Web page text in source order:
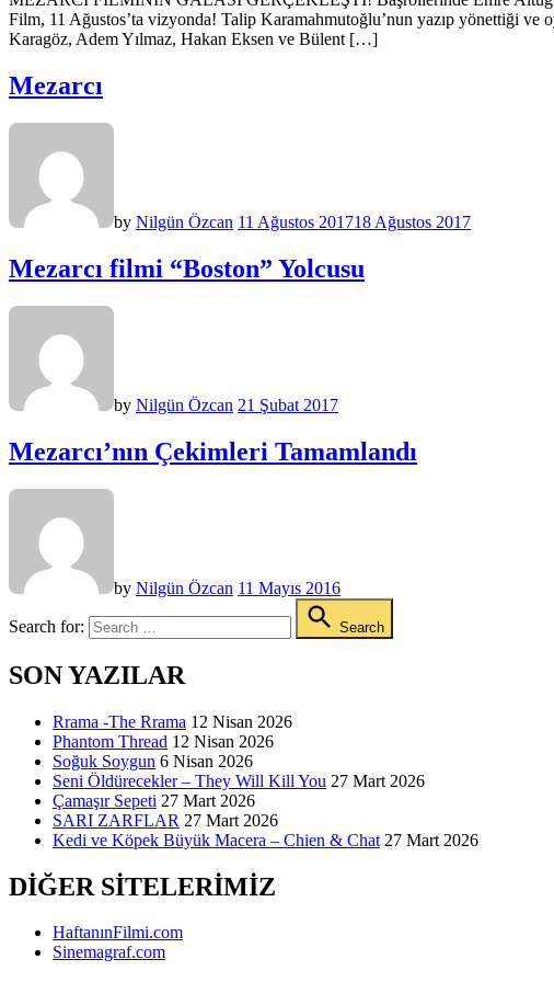
Film, 11 Ağustos’ta vizyonda! Talip Karamahmutoğlu’nun yazıp yönettiği
Karagöz, Adem Yılmaz, Hakan Eksen ve Bülent […]
Mezarcı
by Nilgün Özcan 11 Ağustos 201718 Ağustos 2017
Mezarcı filmi “Boston” Yolcusu
by Nilgün Özcan 21 Şubat 2017
Mezarcı’nın Çekimleri Tamamlandı
by Nilgün Özcan 11 Mayıs 2016
Search for: Search
SON YAZILAR
Rrama -The Rrama 12 Nisan 2026
Phantom Thread 12 Nisan 2026
Soğuk Soygun 6 Nisan 2026
Seni Öldürecekler – They Will Kill You 27 Mart 2026
Çamaşır Sepeti 27 Mart 2026
SARI ZARFLAR 27 Mart 2026
Kedi ve Köpek Büyük Macera – Chien & Chat 27 Mart 2026
DIĞER SITELERIMIZ
HaftanınFilmi.com
Sinemagraf.com